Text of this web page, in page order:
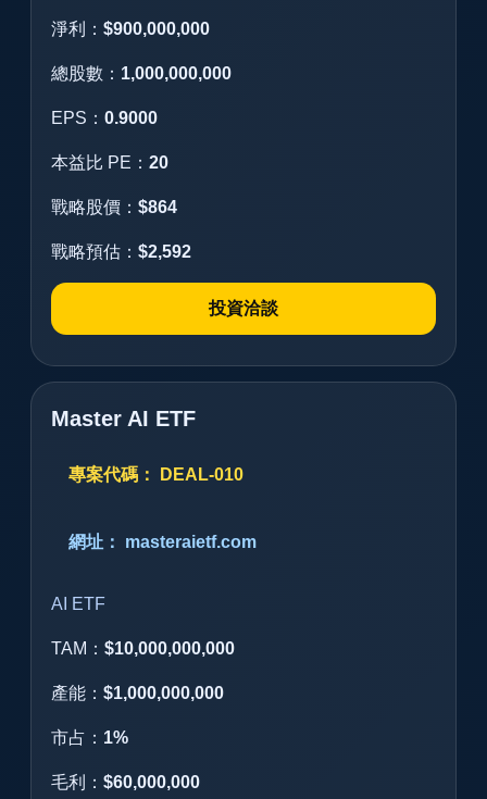
淨利： $900,000,000
總股數： 1,000,000,000
EPS： 0.9000
本益比 PE： 20
戰略股價： $864
戰略預估： $2,592
投資洽談
Master AI ETF
專案代碼： DEAL-010
網址： masteraietf.com
AI ETF
TAM： $10,000,000,000
產能： $1,000,000,000
市占： 1%
毛利： $60,000,000